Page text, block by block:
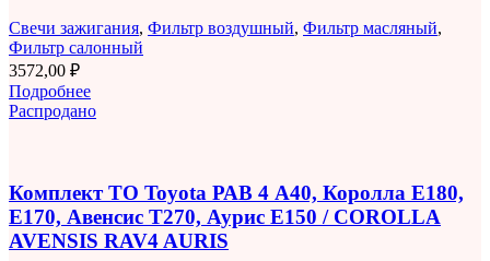
Свечи зажигания, Фильтр воздушный, Фильтр масляный,
Фильтр салонный
3572,00 ₽
Подробнее
Распродано
Комплект ТО Toyota РАВ 4 A40, Королла E180,
E170, Авенсис T270, Аурис E150 / COROLLA
AVENSIS RAV4 AURIS